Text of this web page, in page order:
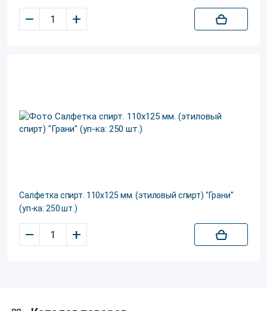
– +
Салфетка спирт. 110х125 мм. (этиловый спирт) "Грани"
(уп-ка: 250 шт.)
– +